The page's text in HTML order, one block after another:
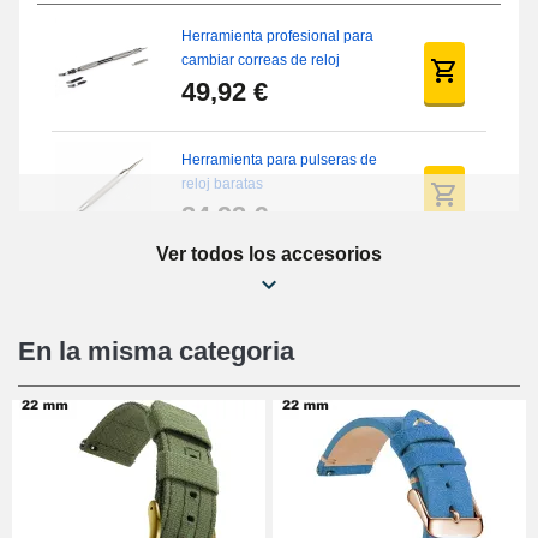
Herramienta profesional para
cambiar correas de reloj
49,92 €
Herramienta para pulseras de
reloj baratas
34,92 €
Kit de reparación de relojes
16,90 €
Pies deslizantes digitales
9,90 €
Kit de relojería para
Ver todos los accesorios
En la misma categoria